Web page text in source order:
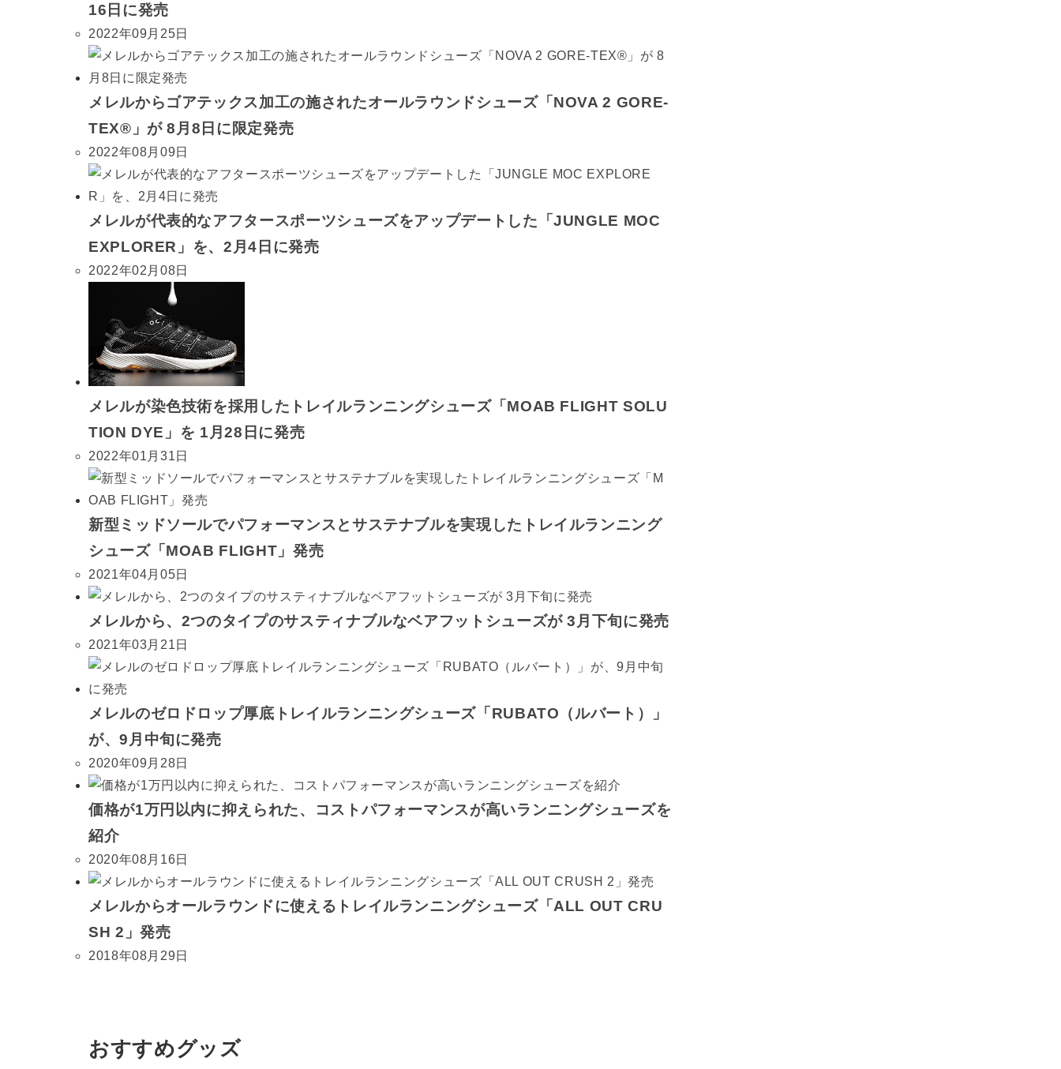
16日に発売
2022年09月25日
メレルからゴアテックス加工の施されたオールラウンドシューズ「NOVA 2 GORE-
TEX®」が 8月8日に限定発売
2022年08月09日
メレルが代表的なアフタースポーツシューズをアップデートした「JUNGLE MOC
EXPLORER」を、2月4日に発売
2022年02月08日
メレルが染色技術を採用したトレイルランニングシューズ「MOAB FLIGHT SOLU
TION DYE」を 1月28日に発売
2022年01月31日
新型ミッドソールでパフォーマンスとサステナブルを実現したトレイルランニング
シューズ「MOAB FLIGHT」発売
2021年04月05日
メレルから、2つのタイプのサスティナブルなベアフットシューズが 3月下旬に発売
2021年03月21日
メレルのゼロドロップ厚底トレイルランニングシューズ「RUBATO（ルバート）」
が、9月中旬に発売
2020年09月28日
価格が1万円以内に抑えられた、コストパフォーマンスが高いランニングシューズを
紹介
2020年08月16日
メレルからオールラウンドに使えるトレイルランニングシューズ「ALL OUT CRU
SH 2」発売
2018年08月29日
おすすめグッズ